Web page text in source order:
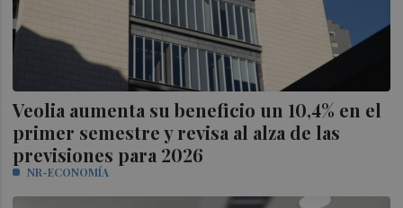
Veolia aumenta su beneficio un 10,4% en el
primer semestre y revisa al alza de las
previsiones para 2026
NR-ECONOMÍA